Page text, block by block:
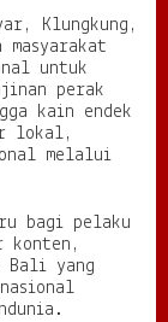
Klungkung,
masyarakat
untuk
perak
kain endek
lokal,
melalui
bagi pelaku
konten,
yang